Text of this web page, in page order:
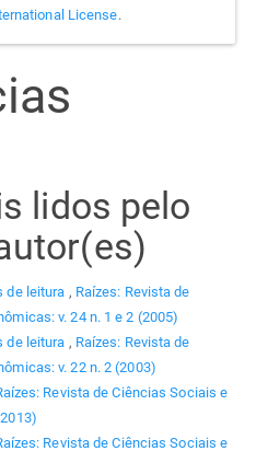
License.
lidos pelo
de leitura , Raízes: Revista de
v. 24 n. 1 e 2 (2005)
de leitura , Raízes: Revista de
v. 22 n. 2 (2003)
Revista de Ciências Sociais e
Revista de Ciências Sociais e